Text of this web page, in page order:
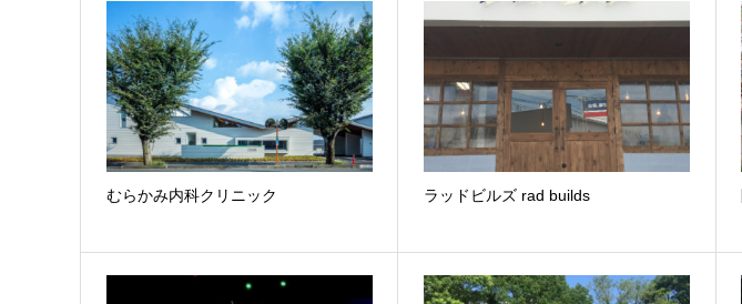
むらかみ内科クリニック ラッドビルズ rad builds